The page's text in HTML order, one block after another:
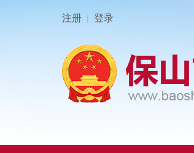
注册 | 登录